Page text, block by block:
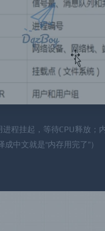
程挂起，等待CPU释放
中文就是“内存用完了”）